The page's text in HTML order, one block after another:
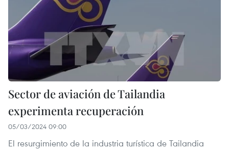
Sector de aviación de Tailandia
experimenta recuperación
05/03/2024 09:00
El resurgimiento de la industria turística de Tailandia